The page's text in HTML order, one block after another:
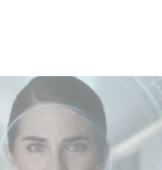
Gaumont USA : «